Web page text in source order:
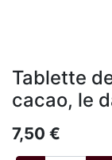
Tablette
cacao, le
7,50 €